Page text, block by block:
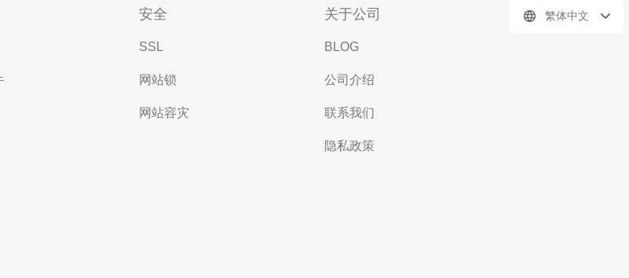
安全
SSL
网站锁
网站容灾
关于公司
BLOG
公司介绍
联系我们
隐私政策
繁体中文